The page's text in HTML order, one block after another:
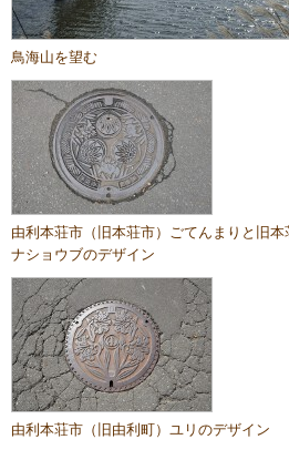
鳥海山を望む
由利本荘市（旧本荘市）ごてんまりと旧
ナショウブのデザイン
由利本荘市（旧由利町）ユリのデザイン